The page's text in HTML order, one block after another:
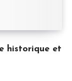
historique et